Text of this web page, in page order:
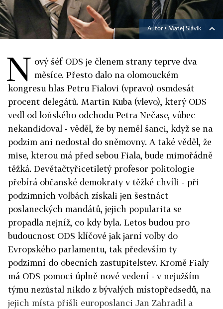
Autor ▪ Matej Slávik
N ový šéf ODS je členem strany teprve dva
měsíce. Přesto dalo na olomouckém
kongresu hlas Petru Fialovi (vpravo) osmdesát
procent delegátů. Martin Kuba (vlevo), který ODS
vedl od loňského odchodu Petra Nečase, vůbec
nekandidoval - věděl, že by neměl šanci, když se na
podzim ani nedostal do sněmovny. A také věděl, že
mise, kterou má před sebou Fiala, bude mimořádně
těžká. Devětačtyřicetiletý profesor politologie
přebírá občanské demokraty v těžké chvíli - při
podzimních volbách získali jen šestnáct
poslaneckých mandátů, jejich popularita se
propadla nejníž, co kdy byla. Letos budou pro
budoucnost ODS klíčové jak jarní volby do
Evropského parlamentu, tak především ty
podzimní do obecních zastupitelstev. Kromě Fialy
má ODS pomoci úplně nové vedení - v nejužším
týmu nezůstal nikdo z bývalých místopředsedů, na
jejich místa přišli europoslanci Jan Zahradil a